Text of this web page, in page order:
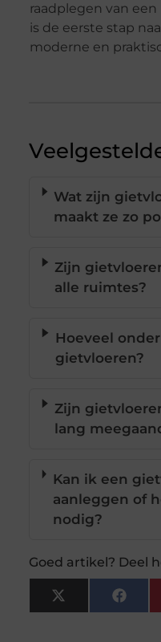
raadplegen van
is de eerste stap
moderne en
Wat zijn
maakt ze zo
Zijn
alle ruimtes?
Hoeveel
gietvloeren?
Zijn
lang
Kan ik een
aanleggen of
nodig?
Goed artikel? Deel
X
(Twitter)